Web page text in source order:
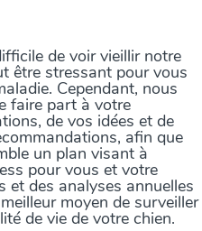
de voir vieillir notre
être stressant pour vous
Cependant, nous
faire part à votre
de vos idées et de
afin que
un plan visant à
pour vous et votre
et des analyses annuelles
moyen de surveiller
de vie de votre chien.